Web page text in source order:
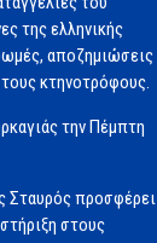
της ελληνικής
αποζημιώσεις
κτηνοτρόφους.
την Πέμπτη
Σταυρός προσφέρει
στους